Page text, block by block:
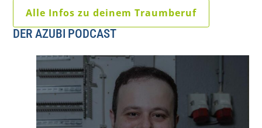
Alle Infos zu deinem Traumberuf
DER AZUBI PODCAST